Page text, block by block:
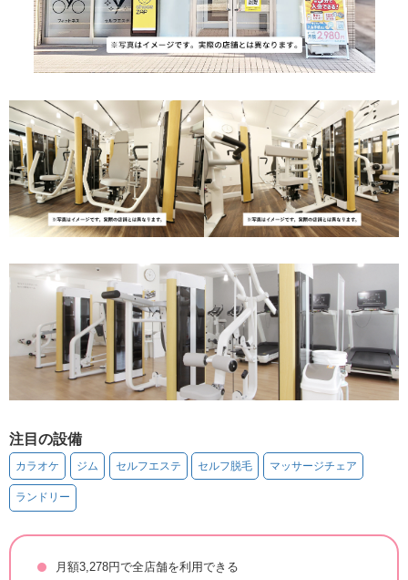
注目の設備
カラオケ ジム セルフエステ セルフ脱毛 マッサージチェア
ランドリー
月額3,278円で全店舗を利用できる